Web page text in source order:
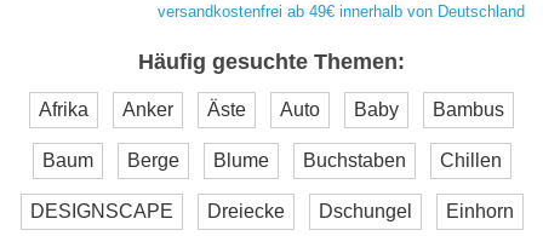
versandkostenfrei ab 49€ innerhalb von Deutschland
Häufig gesuchte Themen:
Afrika Anker Äste Auto Baby Bambus
Baum Berge Blume Buchstaben Chillen
DESIGNSCAPE Dreiecke Dschungel Einhorn